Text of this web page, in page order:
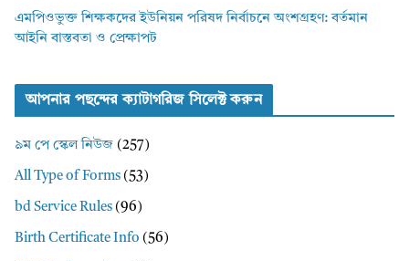
এমপিওভুক্ত শিক্ষকদের ইউনিয়ন পরিষদ নির্বাচনে অংশগ্রহণ: বর্তমান
আইনি বাস্তবতা ও প্রেক্ষাপট
আপনার পছন্দের ক্যাটাগরিজ সিলেক্ট করুন
৯ম পে স্কেল নিউজ (257)
All Type of Forms (53)
bd Service Rules (96)
Birth Certificate Info (56)